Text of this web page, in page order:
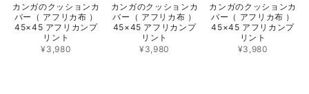
カンガのクッションカ
バー（ アフリカ布 ）
45×45 アフリカンプ
リント
¥3,980
カンガのクッションカ
バー（ アフリカ布 ）
45×45 アフリカンプ
リント
¥3,980
カンガのクッションカ
バー（ アフリカ布 ）
45×45 アフリカンプ
リント
¥3,980